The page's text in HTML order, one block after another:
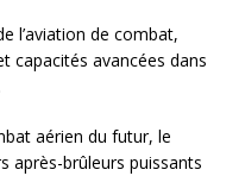
l’aviation de combat,
capacités avancées dans
aérien du futur, le
après-brûleurs puissants